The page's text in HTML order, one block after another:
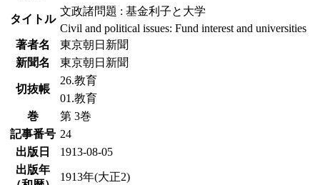
タイトル
文政諸問題 : 基金利子と大学
Civil and political issues: Fund interest and universities
著者名
東京朝日新聞
新聞名
東京朝日新聞
切抜帳
26.教育
01.教育
巻
第 3巻
記事番号 24
出版日
1913-08-05
出版年
1913年(大正2)